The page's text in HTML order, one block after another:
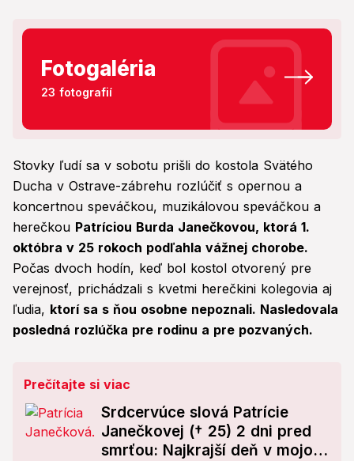
Fotogaléria
23 fotografií
Stovky ľudí sa v sobotu prišli do kostola Svätého
Ducha v Ostrave-zábrehu rozlúčiť s opernou a
koncertnou speváčkou, muzikálovou speváčkou a
herečkou Patríciou Burda Janečkovou, ktorá 1.
októbra v 25 rokoch podľahla vážnej chorobe.
Počas dvoch hodín, keď bol kostol otvorený pre
verejnosť, prichádzali s kvetmi herečkini kolegovia aj
ľudia, ktorí sa s ňou osobne nepoznali. Nasledovala
posledná rozlúčka pre rodinu a pre pozvaných.
Prečítajte si viac
Srdcervúce slová Patrície
Janečkovej († 25) 2 dni pred
smrťou: Najkrajší deň v mojom